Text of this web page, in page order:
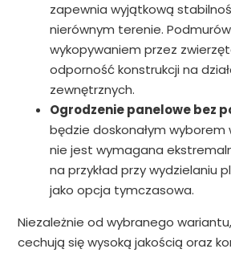
zapewnia wyjątkową
nierównym terenie.
wykopywaniem przez
odporność konstrukcji na
zewnętrznych.
Ogrodzenie panelowe bez
będzie doskonałym wyborem
nie jest wymagana
na przykład przy wydzielaniu
jako opcja tymczasowa.
Niezależnie od wybranego
cechują się wysoką jakością oraz